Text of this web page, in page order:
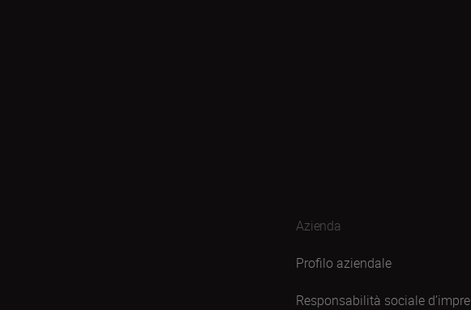
Azienda
Profilo aziendale
Responsabilità sociale